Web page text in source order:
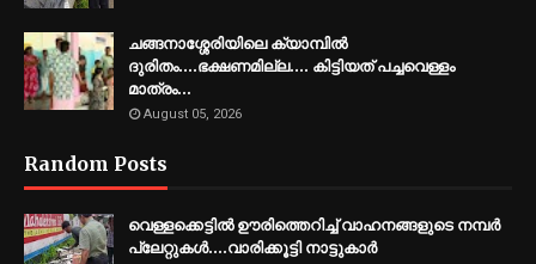
ചങ്ങനാശ്ശേരിയിലെ ക്യാമ്പിൽ
ദുരിതം....ഭക്ഷണമില്ല.... കിട്ടിയത് പച്ചവെള്ളം
മാത്രം…
August 05, 2026
Random Posts
വെള്ളക്കെട്ടിൽ ഊരിത്തെറിച്ച് വാഹനങ്ങളുടെ നമ്പർ
പ്ലേറ്റുകൾ....വാരിക്കൂട്ടി നാട്ടുകാർ